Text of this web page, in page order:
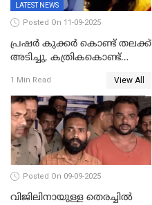
LATEST NEWS
Posted On 11-09-2025
പ്രഷർ കുക്കർ കൊണ്ട് തലക്ക്
അടിച്ചു, കത്രികകൊണ്ട്
കൊലപ്പെടുത്തി; 5 പവൻ
സ്വർണ്ണവും ഒരു ലക്ഷം
രൂപയും കാണാതായി
1 Min Read View All
Posted On 09-09-2025
വിജിലിനായുള്ള തെരച്ചിൽ